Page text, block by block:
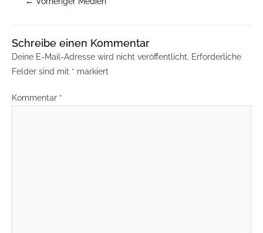
Schreibe einen Kommentar
Deine E-Mail-Adresse wird nicht veröffentlicht. Erforderliche
Felder sind mit * markiert
Kommentar *